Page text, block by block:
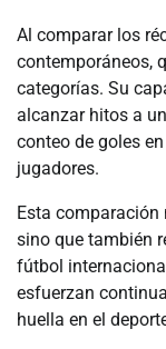
Al comparar los
contemporáneos,
categorías. Su
alcanzar hitos a
conteo de goles
jugadores.
Esta
sino que también
fútbol
esfuerzan
huella en el